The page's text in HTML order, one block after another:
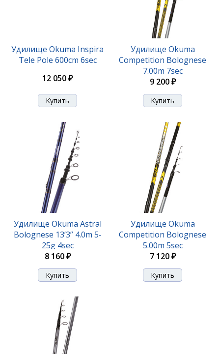
Удилище Okuma Inspira
Tele Pole 600cm 6sec
12 050 ₽
Удилище Okuma
Competition Bolognese
7.00m 7sec
9 200 ₽
Удилище Okuma Astral
Bolognese 13’3” 4.0m 5-
25g 4sec
8 160 ₽
Удилище Okuma
Competition Bolognese
5.00m 5sec
7 120 ₽